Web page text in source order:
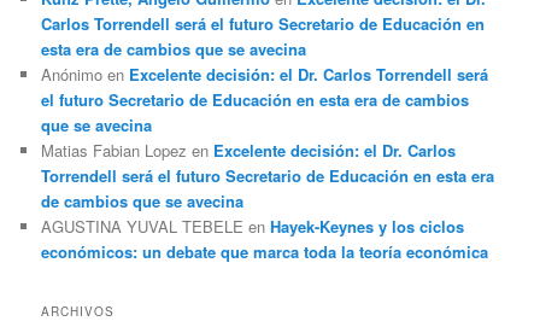
Carlos Torrendell será el futuro Secretario de Educación en
esta era de cambios que se avecina
Anónimo en Excelente decisión: el Dr. Carlos Torrendell será
el futuro Secretario de Educación en esta era de cambios
que se avecina
Matias Fabian Lopez en Excelente decisión: el Dr. Carlos
Torrendell será el futuro Secretario de Educación en esta era
de cambios que se avecina
AGUSTINA YUVAL TEBELE enHayek-Keynes y los ciclos
económicos: un debate que marca toda la teoría económica
ARCHIVOS